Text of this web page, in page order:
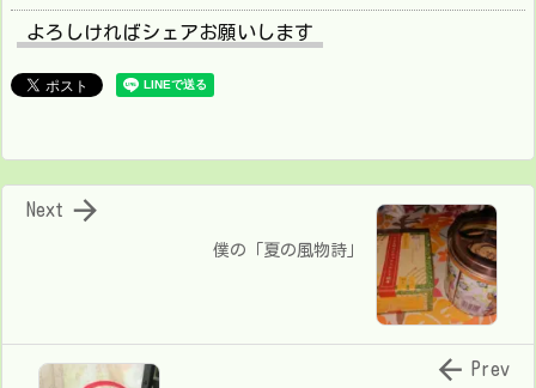
よろしければシェアお願いします
僕の「夏の風物詩」

Next
 Prev